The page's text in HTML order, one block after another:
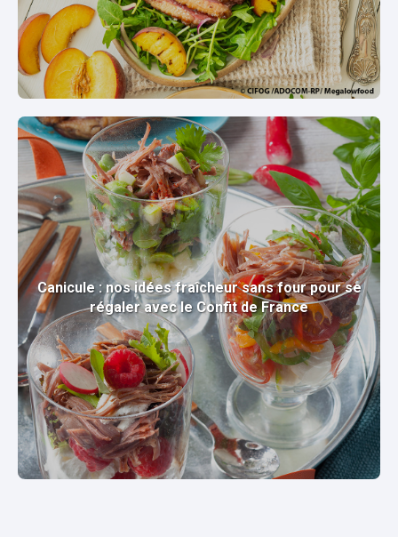
Canicule : nos idées fraîcheur sans four pour se
régaler avec le Confit de France